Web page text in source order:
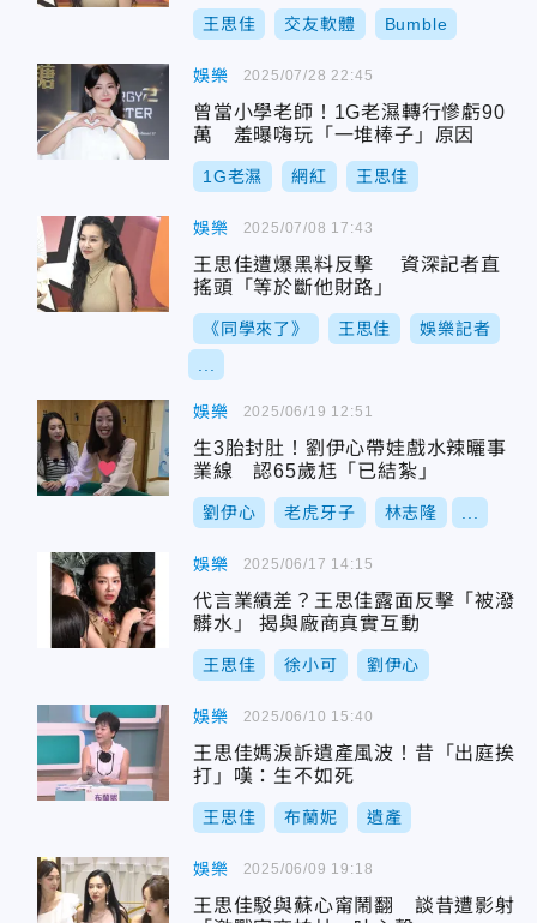
王思佳 交友軟體 Bumble
娛樂
曾當小學老師！1G老濕轉行慘虧90
萬 羞曝嗨玩「一堆棒子」原因
1G老濕 網紅 王思佳
2025/07/28 22:45
娛樂
王思佳遭爆黑料反擊 資深記者直
搖頭「等於斷他財路」
《同學來了》 王思佳 娛樂記者
2025/07/08 17:43
娛樂
生3胎封肚！劉伊心帶娃戲水辣曬事
業線 認65歲尪「已結紮」
劉伊心 老虎牙子 林志隆
2025/06/19 12:51
娛樂
代言業績差？王思佳露面反擊「被潑
髒水」 揭與廠商真實互動
王思佳 徐小可 劉伊心
2025/06/17 14:15
娛樂
王思佳媽淚訴遺產風波！昔「出庭挨
打」嘆：生不如死
王思佳 布蘭妮 遺產
2025/06/10 15:40
娛樂
王思佳駁與蘇心甯鬧翻 談昔遭影射
2025/06/09 19:18